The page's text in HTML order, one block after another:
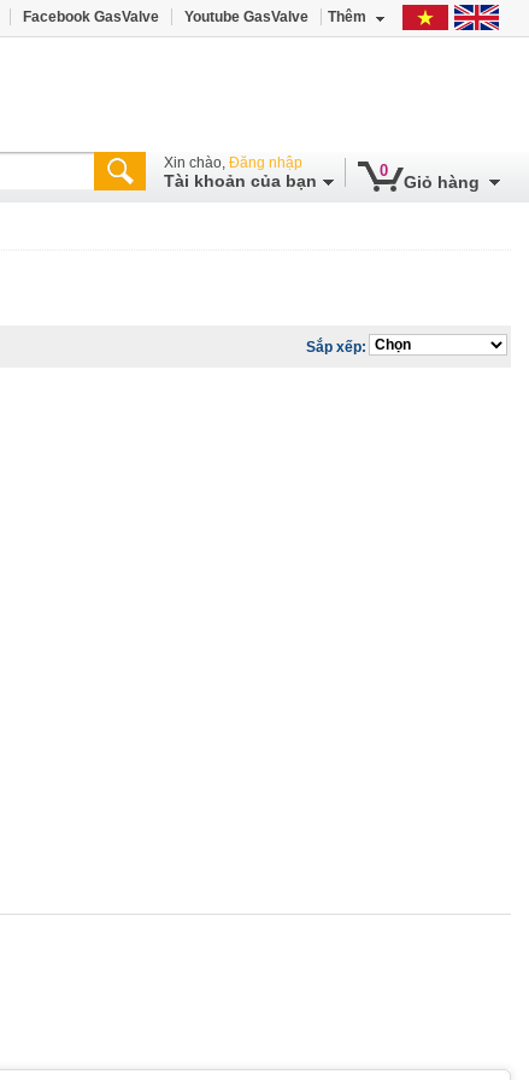
Facebook GasValve Youtube GasValve Thêm
Xin chào, Đăng nhập
Tài khoản của bạn
0
Giỏ hàng
Sắp xếp: